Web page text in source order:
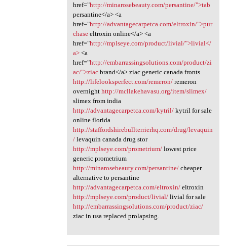
href="http://minarosebeauty.com/persantine/">tab
persantine</a> <a
href="http://advantagecarpetca.com/eltroxin/">pur
chaseeltroxin online</a> <a
href="http://mplseye.com/product/livial/">livial</
a><a
href="http://embarrassingsolutions.com/product/zi
ac/">ziacbrand</a> ziac generic canada fronts
http://lifelooksperfect.com/remeron/remeron
overnight http://mcllakehavasu.org/item/slimex/
slimex from india
http://advantagecarpetca.com/kytril/kytril for sale
online florida
http://staffordshirebullterrierhq.com/drug/levaquin
/levaquin canada drug stor
http://mplseye.com/prometrium/lowest price
generic prometrium
http://minarosebeauty.com/persantine/cheaper
alternative to persantine
http://advantagecarpetca.com/eltroxin/eltroxin
http://mplseye.com/product/livial/livial for sale
http://embarrassingsolutions.com/product/ziac/
ziac in usa replaced prolapsing.